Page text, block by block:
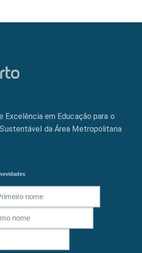
Excelência em Educação para o
da Área Metropolitana